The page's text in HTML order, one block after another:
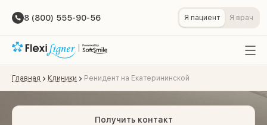
8 (800) 555-90-56 Я пациент Я врач
Главная Клиники Ренидент на Екатерининской
Получить контакт